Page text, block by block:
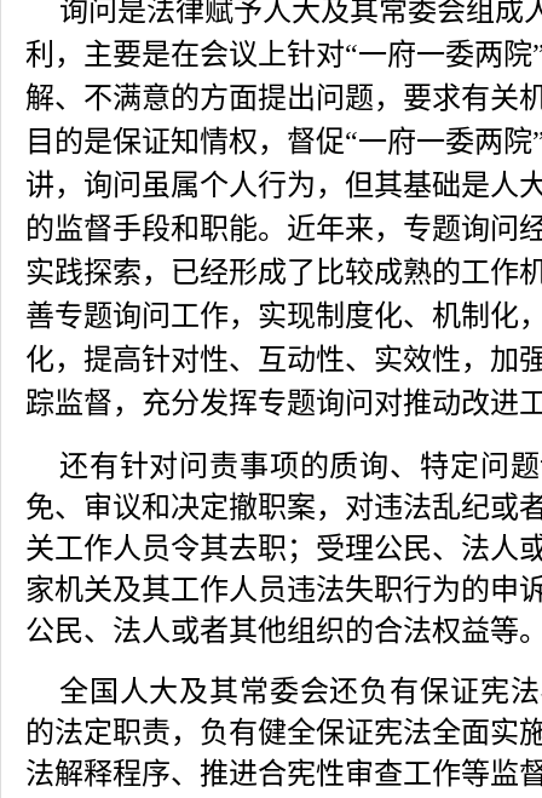
询问是法律赋予人大及其常委会组成
利，主要是在会议上针对“一府一委两
解、不满意的方面提出问题，要求有关
目的是保证知情权，督促“一府一委两
讲，询问虽属个人行为，但其基础是人
的监督手段和职能。近年来，专题询问
实践探索，已经形成了比较成熟的工作
善专题询问工作，实现制度化、机制化
化，提高针对性、互动性、实效性，加
踪监督，充分发挥专题询问对推动改进
还有针对问责事项的质询、特定问
免、审议和决定撤职案，对违法乱纪或
关工作人员令其去职；受理公民、法人
家机关及其工作人员违法失职行为的申
公民、法人或者其他组织的合法权益等
全国人大及其常委会还负有保证宪
的法定职责，负有健全保证宪法全面实
法解释程序、推进合宪性审查工作等监